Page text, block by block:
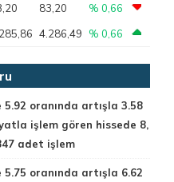
83,20
% 0,66
4.286,49 % 0,66
5.92 oranında artışla 3.58
işlem gören hissede 8,
adet işlem
5.75 oranında artışla 6.62